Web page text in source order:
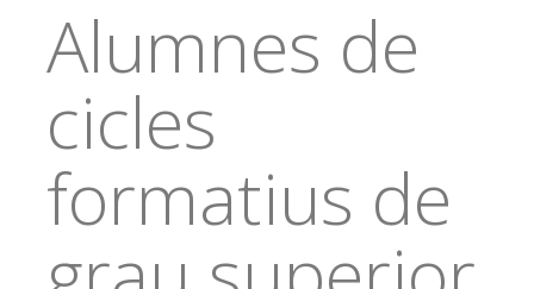
Alumnes de
cicles
formatius de